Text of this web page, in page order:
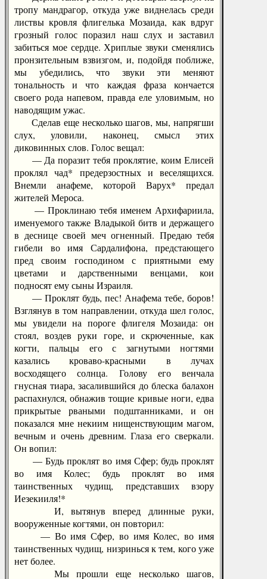
тропу мандрагор, откуда уже виднелась среди
листвы кровля флигелька Мозаида, как вдруг
грозный голос поразил наш слух и заставил
забиться мое сердце. Хриплые звуки сменялись
пронзительным взвизгом, и, подойдя поближе,
мы убедились, что звуки эти меняют
тональность и что каждая фраза кончается
своего рода напевом, правда еле уловимым, но
наводящим ужас.
Сделав еще несколько шагов, мы, напрягши
слух, уловили, наконец, смысл этих
диковинных слов. Голос вещал:
— Да поразит тебя проклятие, коим Елисей
проклял чад* предерзостных и веселящихся.
Внемли анафеме, которой Варух* предал
жителей Мероса.
— Проклинаю тебя именем Архифариила,
именуемого также Владыкой битв и держащего
в деснице своей меч огненный. Предаю тебя
гибели во имя Сардалифона, предстающего
пред своим господином с приятными ему
цветами и дарственными венцами, кои
подносят ему сыны Израиля.
— Проклят будь, пес! Анафема тебе, боров!
Взглянув в том направлении, откуда шел голос,
мы увидели на пороге флигеля Мозаида: он
стоял, воздев руки горе, и скрюченные, как
когти, пальцы его с загнутыми ногтями
казались кроваво-красными в лучах
восходящего солнца. Голову его венчала
гнусная тиара, засалившийся до блеска балахон
распахнулся, обнажив тощие кривые ноги, едва
прикрытые рваными подштанниками, и он
показался мне некиим нищенствующим магом,
вечным и очень древним. Глаза его сверкали.
Он вопил:
— Будь проклят во имя Сфер; будь проклят
во имя Колес; будь проклят во имя
таинственных чудищ, представших взору
Иезекииля!*
И, вытянув вперед длинные руки,
вооруженные когтями, он повторил:
— Во имя Сфер, во имя Колес, во имя
таинственных чудищ, низринься к тем, кого уже
нет более.
Мы прошли еще несколько шагов,